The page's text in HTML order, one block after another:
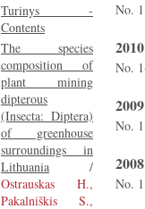
Turinys -
Contents
The species
composition of
plant mining
dipterous
(Insecta: Diptera)
of greenhouse
surroundings in
Lithuania /
Ostrauskas H.,
Pakalniškis S.,
No. 1
No.
No. 1
No. 1